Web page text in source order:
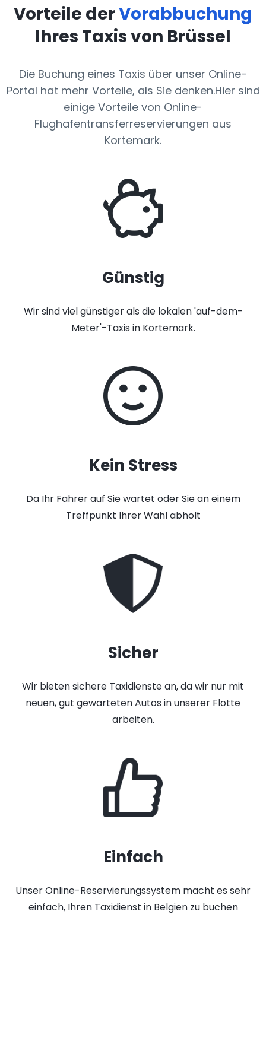
Vorteile derVorabbuchung
Ihres Taxis von Brüssel
Die Buchung eines Taxis über unser Online-
Portal hat mehr Vorteile, als Sie denken.Hier sind
einige Vorteile von Online-
Flughafentransferreservierungen aus
Kortemark.
Günstig
Wir sind viel günstiger als die lokalen 'auf-dem-
Meter'-Taxis in Kortemark.
Kein Stress
Da Ihr Fahrer auf Sie wartet oder Sie an einem
Treffpunkt Ihrer Wahl abholt
Sicher
Wir bieten sichere Taxidienste an, da wir nur mit
neuen, gut gewarteten Autos in unserer Flotte
arbeiten.
Einfach
Unser Online-Reservierungssystem macht es sehr
einfach, Ihren Taxidienst in Belgien zu buchen